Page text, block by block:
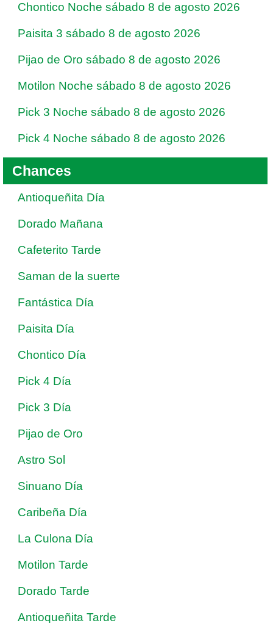
Chontico Noche sábado 8 de agosto 2026
Paisita 3 sábado 8 de agosto 2026
Pijao de Oro sábado 8 de agosto 2026
Motilon Noche sábado 8 de agosto 2026
Pick 3 Noche sábado 8 de agosto 2026
Pick 4 Noche sábado 8 de agosto 2026
Chances
Antioqueñita Día
Dorado Mañana
Cafeterito Tarde
Saman de la suerte
Fantástica Día
Paisita Día
Chontico Día
Pick 4 Día
Pick 3 Día
Pijao de Oro
Astro Sol
Sinuano Día
Caribeña Día
La Culona Día
Motilon Tarde
Dorado Tarde
Antioqueñita Tarde